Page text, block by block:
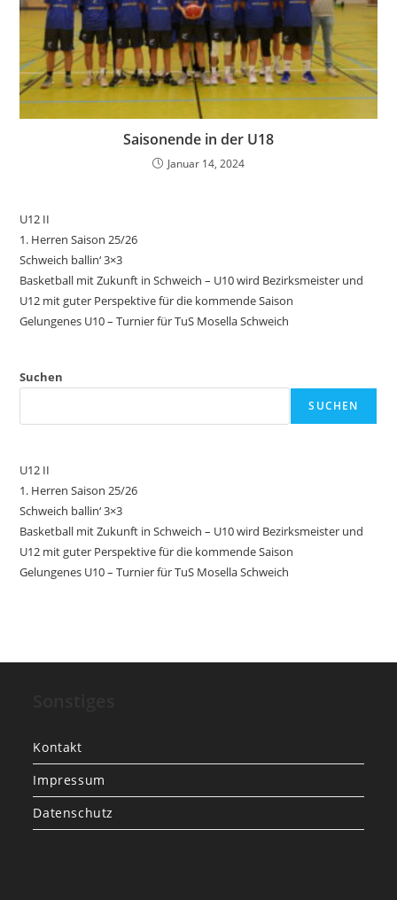
Saisonende in der U18
Januar 14, 2024
U12 II
1. Herren Saison 25/26
Schweich ballin‘ 3×3
Basketball mit Zukunft in Schweich – U10 wird Bezirksmeister und
U12 mit guter Perspektive für die kommende Saison
Gelungenes U10 – Turnier für TuS Mosella Schweich
Suchen
SUCHEN
U12 II
1. Herren Saison 25/26
Schweich ballin‘ 3×3
Basketball mit Zukunft in Schweich – U10 wird Bezirksmeister und
U12 mit guter Perspektive für die kommende Saison
Gelungenes U10 – Turnier für TuS Mosella Schweich
Kontakt
Impressum
Datenschutz